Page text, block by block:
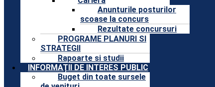
Anunturile posturilor
scoase la concurs
Rezultate concursuri
PROGRAME PLANURI SI
STRATEGII
Rapoarte si studii
INFORMAȚII DE INTERES PUBLIC
Buget din toate sursele